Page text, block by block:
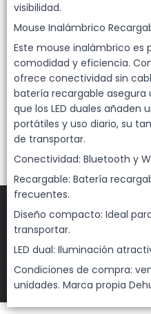
visibilidad.
Mouse Inalámbrico
Este mouse inalámbrico es
comodidad y eficiencia.
ofrece conectividad sin
batería recargable asegura
que los LED duales añaden
portátiles y uso diario, su
de transportar.
Conectividad: Bluetooth y
Recargable: Batería
frecuentes.
Diseño compacto: Ideal
transportar.
LED dual: Iluminación
Condiciones de compra:
unidades. Marca propia